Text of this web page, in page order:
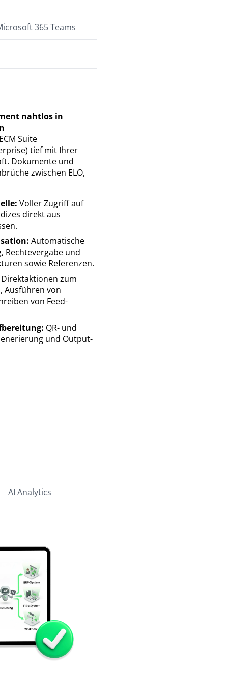
365 Teams
nahtlos in
Suite
tief mit Ihrer
Dokumente und
zwischen ELO,
Voller Zugriff auf
direkt aus
Automatische
Rechtevergabe und
sowie Referenzen.
Direktaktionen zum
Ausführen von
von Feed-
QR- und
und Output-
AI Analytics